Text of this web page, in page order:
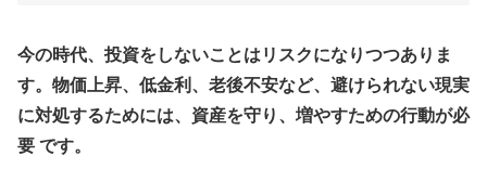
今の時代、投資をしないことはリスクになりつつありま
す。物価上昇、低金利、老後不安など、避けられない現実
に対処するためには、 資産を守り、増やすための行動が必
要 です。